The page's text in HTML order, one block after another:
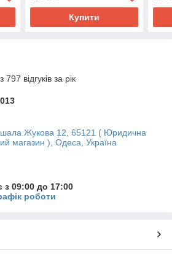
Купити
відгуків за рік
Жукова 12, 65121 ( Юридична
магазин ), Одеса, Україна
з 09:00 до 17:00
роботи